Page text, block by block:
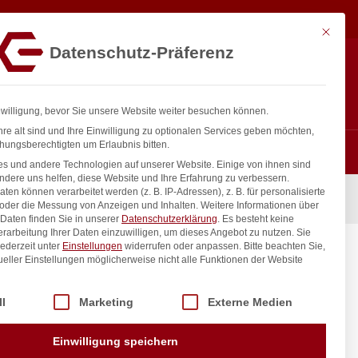
170W, 695x760x(H)1720mm
220-
inkl. / exkl. MwSt.
€ exkl. MwSt. In den Warenkorb
Mit
Datenschutz-Präferenz
bevor Sie unsere Website weiter besuchen können.
alt sind und Ihre Einwilligung zu optionalen Services geben möchten,
um Erlaubnis bitten.
und andere Technologien auf unserer Website. Einige von ihnen sind
uns helfen, diese Website und Ihre Erfahrung zu verbessern.
können verarbeitet werden (z. B. IP-Adressen), z. B. für personalisierte
die Messung von Anzeigen und Inhalten. Weitere Informationen über
finden Sie in unserer Datenschutzerklärung. Es besteht keine
Ihrer Daten einzuwilligen, um dieses Angebot zu nutzen. Sie
unter Einstellungen widerrufen oder anpassen. Bitte beachten Sie,
Einstellungen möglicherweise nicht alle Funktionen der Website
Service-Gruppen, für die eine Einwilligung erteilt werden kann.
Marketing Externe Medien
Einwilligung speichern